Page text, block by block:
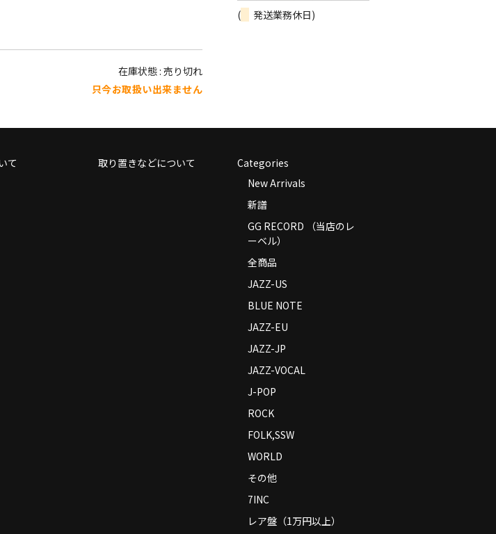
在庫状態 : 売り切れ
只今お取扱い出来ません
(
発送業務休日)
て 取り置きなどについて
Categories
New Arrivals
新譜
GG RECORD （当店のレ
ーベル）
全商品
JAZZ-US
BLUE NOTE
JAZZ-EU
JAZZ-JP
JAZZ-VOCAL
J-POP
ROCK
FOLK,SSW
WORLD
その他
7INC
レア盤（1万円以上）